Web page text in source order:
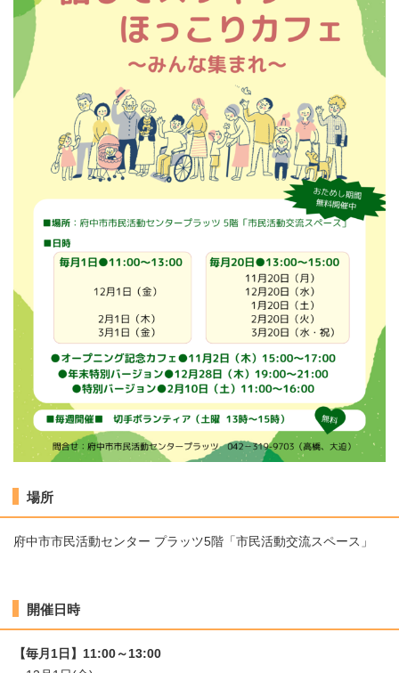
場所
府中市市民活動センター プラッツ5階「市民活動交流スペース」
開催日時
【毎月1日】11:00～13:00